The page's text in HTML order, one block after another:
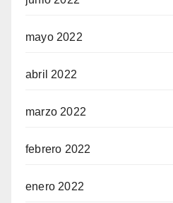
mayo 2022
abril 2022
marzo 2022
febrero 2022
enero 2022